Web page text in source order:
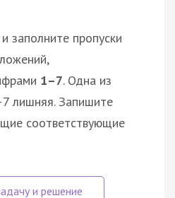
заполните пропуски
1–7. Одна из
лишняя. Запишите
соответствующие